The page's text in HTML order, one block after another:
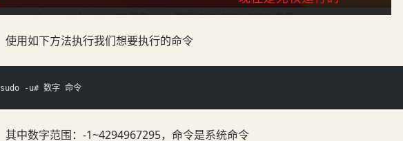
使用如下方法执行我们想要执行的命令
sudo -u# 数字 命令
其中数字范围：-1~4294967295，命令是系统命令